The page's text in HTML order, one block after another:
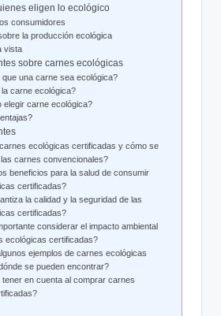
eligen lo ecológico
consumidores
la producción ecológica
vista
sobre carnes ecológicas
que una carne sea ecológica?
carne ecológica?
elegir carne ecológica?
ecológicas certificadas y cómo se
carnes convencionales?
beneficios para la salud de consumir
certificadas?
la calidad y la seguridad de las
certificadas?
considerar el impacto ambiental
ecológicas certificadas?
ejemplos de carnes ecológicas
se pueden encontrar?
en cuenta al comprar carnes